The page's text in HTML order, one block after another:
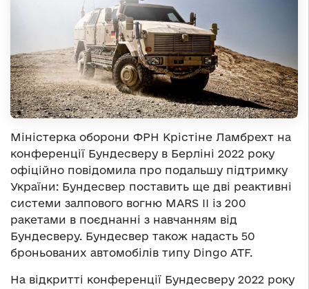
Міністерка оборони ФРН Крістіне Ламбрехт на
конференції Бундесверу в Берліні 2022 року
офіційно повідомила про подальшу підтримку
України: Бундесвер поставить ще дві реактивні
системи залпового вогню MARS II із 200
ракетами в поєднанні з навчанням від
Бундесверу. Бундесвер також надасть 50
броньованих автомобілів типу Dingo ATF.
На відкритті конференції Бундесверу 2022 року